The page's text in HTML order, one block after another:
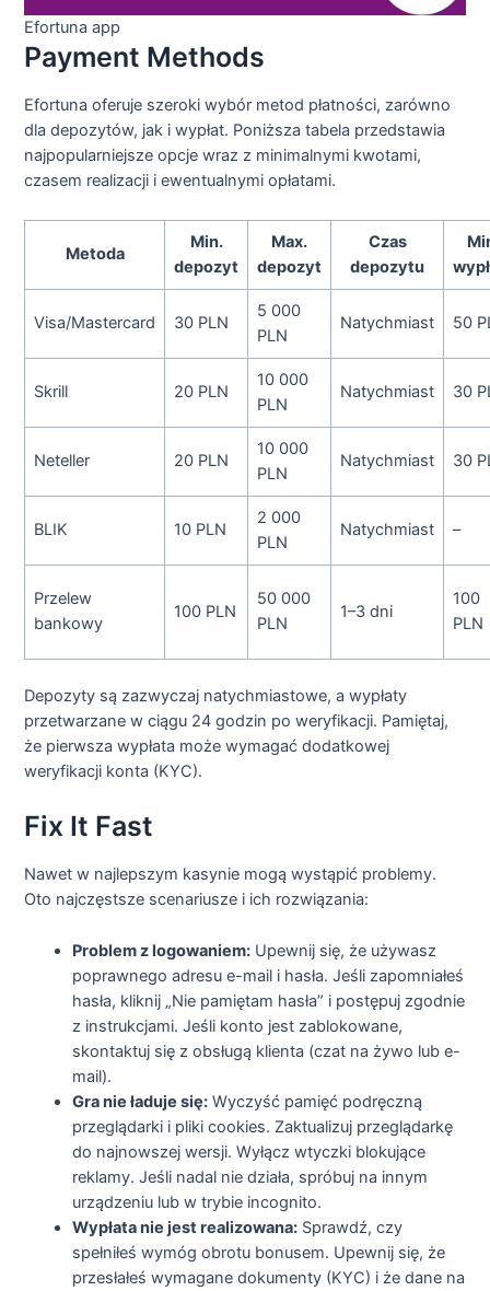
Efortuna app
Payment Methods
Efortuna oferuje szeroki wybór metod płatności, zarówno
dla depozytów, jak i wypłat. Poniższa tabela przedstawia
najpopularniejsze opcje wraz z minimalnymi kwotami,
czasem realizacji i ewentualnymi opłatami.
Metoda
Min.
depozyt
Max.
depozyt
Czas
depozytu
Visa/Mastercard 30 PLN
5 000
PLN
Natychmiast 50
Skrill 20 PLN
10 000
PLN
Natychmiast 30
Neteller 20 PLN
10 000
PLN
Natychmiast 30
BLIK 10 PLN
2 000
PLN
Natychmiast –
Przelew
bankowy
100 PLN
50 000
PLN
1–3 dni
100
PLN
Depozyty są zazwyczaj natychmiastowe, a wypłaty
przetwarzane w ciągu 24 godzin po weryfikacji. Pamiętaj,
że pierwsza wypłata może wymagać dodatkowej
weryfikacji konta (KYC).
Fix It Fast
Nawet w najlepszym kasynie mogą wystąpić problemy.
Oto najczęstsze scenariusze i ich rozwiązania:
Problem z logowaniem: Upewnij się, że używasz
poprawnego adresu e-mail i hasła. Jeśli zapomniałeś
hasła, kliknij „Nie pamiętam hasła” i postępuj zgodnie
z instrukcjami. Jeśli konto jest zablokowane,
skontaktuj się z obsługą klienta (czat na żywo lub e-
mail).
Gra nie ładuje się: Wyczyść pamięć podręczną
przeglądarki i pliki cookies. Zaktualizuj przeglądarkę
do najnowszej wersji. Wyłącz wtyczki blokujące
reklamy. Jeśli nadal nie działa, spróbuj na innym
urządzeniu lub w trybie incognito.
Wypłata nie jest realizowana: Sprawdź, czy
spełniłeś wymóg obrotu bonusem. Upewnij się, że
przesłałeś wymagane dokumenty (KYC) i że dane na